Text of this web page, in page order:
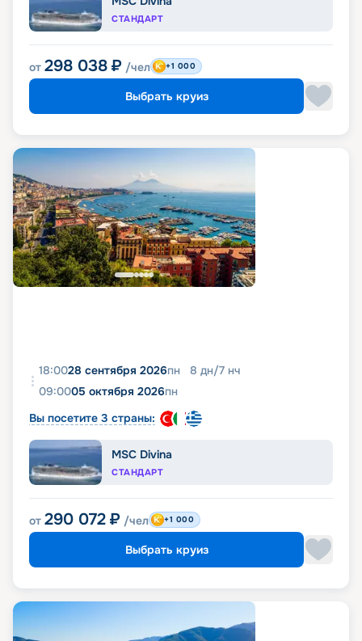
СТАНДАРТ
от 298 038 ₽ /чел +1 000
Выбрать круиз
18:0028 сентября 2026пн 8 дн/7 нч
09:0005 октября 2026пн
Вы посетите 3 страны:
MSC Divina
СТАНДАРТ
от 290 072 ₽ /чел +1 000
Выбрать круиз